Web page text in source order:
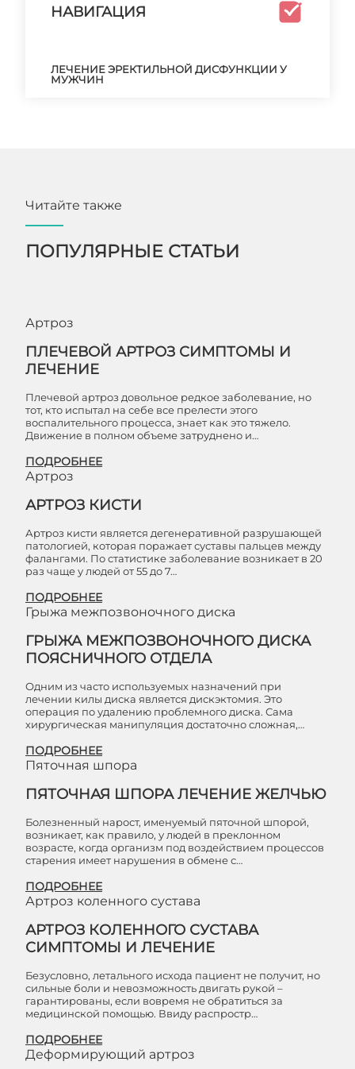
НАВИГАЦИЯ
ЛЕЧЕНИЕ ЭРЕКТИЛЬНОЙ ДИСФУНКЦИИ У
МУЖЧИН
Читайте также
ПОПУЛЯРНЫЕ СТАТЬИ
Артроз
ПЛЕЧЕВОЙ АРТРОЗ СИМПТОМЫ И
ЛЕЧЕНИЕ
Плечевой артроз довольное редкое заболевание, но
тот, кто испытал на себе все прелести этого
воспалительного процесса, знает как это тяжело.
Движение в полном объеме затруднено и…
ПОДРОБНЕЕ
Артроз
АРТРОЗ КИСТИ
Артроз кисти является дегенеративной разрушающей
патологией, которая поражает суставы пальцев между
фалангами. По статистике заболевание возникает в 20
раз чаще у людей от 55 до 7…
ПОДРОБНЕЕ
Грыжа межпозвоночного диска
ГРЫЖА МЕЖПОЗВОНОЧНОГО ДИСКА
ПОЯСНИЧНОГО ОТДЕЛА
Одним из часто используемых назначений при
лечении килы диска является дискэктомия. Это
операция по удалению проблемного диска. Сама
хирургическая манипуляция достаточно сложная,…
ПОДРОБНЕЕ
Пяточная шпора
ПЯТОЧНАЯ ШПОРА ЛЕЧЕНИЕ ЖЕЛЧЬЮ
Болезненный нарост, именуемый пяточной шпорой,
возникает, как правило, у людей в преклонном
возрасте, когда организм под воздействием процессов
старения имеет нарушения в обмене с…
ПОДРОБНЕЕ
Артроз коленного сустава
АРТРОЗ КОЛЕННОГО СУСТАВА
СИМПТОМЫ И ЛЕЧЕНИЕ
Безусловно, летального исхода пациент не получит, но
сильные боли и невозможность двигать рукой –
гарантированы, если вовремя не обратиться за
медицинской помощью. Ввиду распростр…
ПОДРОБНЕЕ
Деформирующий артроз